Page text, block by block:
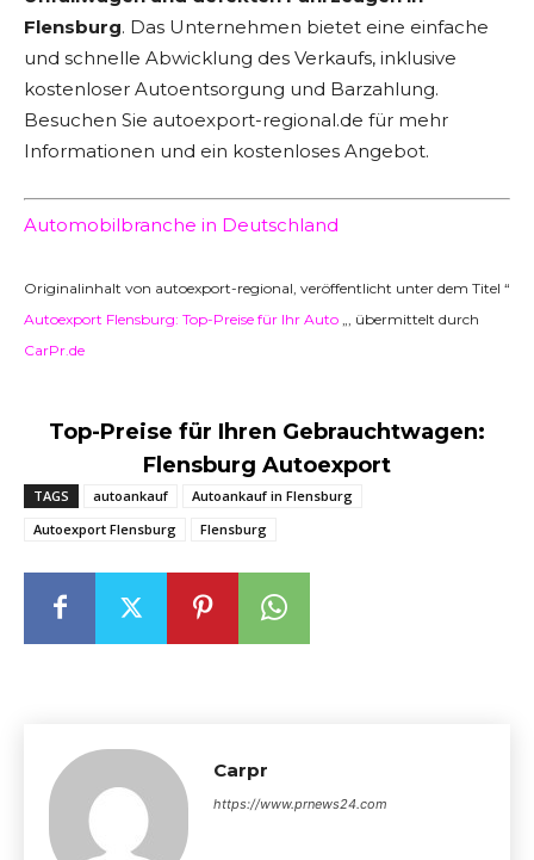
Flensburg. Das Unternehmen bietet eine einfache
und schnelle Abwicklung des Verkaufs, inklusive
kostenloser Autoentsorgung und Barzahlung.
Besuchen Sie autoexport-regional.de für mehr
Informationen und ein kostenloses Angebot.
Automobilbranche in Deutschland
Originalinhalt von autoexport-regional, veröffentlicht unter dem Titel “
Autoexport Flensburg: Top-Preise für Ihr Auto „, übermittelt durch
CarPr.de
Top-Preise für Ihren Gebrauchtwagen:
Flensburg Autoexport
TAGS autoankauf
Autoankauf in Flensburg
Autoexport Flensburg
Flensburg
Carpr
https://www.prnews24.com